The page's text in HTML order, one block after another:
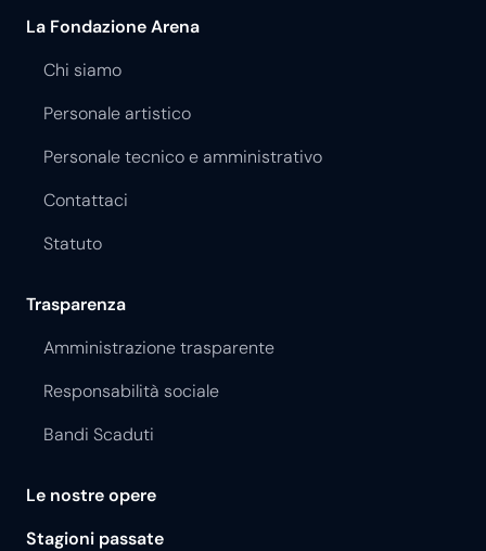
La Fondazione Arena
Chi siamo
Personale artistico
Personale tecnico e amministrativo
Contattaci
Statuto
Trasparenza
Amministrazione trasparente
Responsabilità sociale
Bandi Scaduti
Le nostre opere
Stagioni passate